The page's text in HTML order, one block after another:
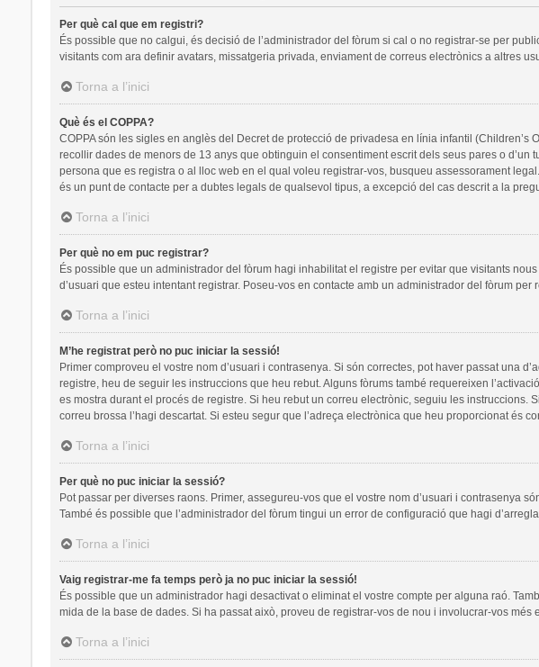
Per què cal que em registri?
És possible que no calgui, és decisió de l’administrador del fòrum si cal o no registrar-se per
visitants com ara definir avatars, missatgeria privada, enviament de correus electrònics a altres
Torna a l’inici
Què és el COPPA?
COPPA són les sigles en anglès del Decret de protecció de privadesa en línia infantil
recollir dades de menors de 13 anys que obtinguin el consentiment escrit dels seus pares o
persona que es registra o al lloc web en el qual voleu registrar-vos, busqueu assessorament
és un punt de contacte per a dubtes legals de qualsevol tipus, a excepció del cas descrit a la
Torna a l’inici
Per què no em puc registrar?
És possible que un administrador del fòrum hagi inhabilitat el registre per evitar que visitants
d’usuari que esteu intentant registrar. Poseu-vos en contacte amb un administrador del fòrum per
Torna a l’inici
M’he registrat però no puc iniciar la sessió!
Primer comproveu el vostre nom d’usuari i contrasenya. Si són correctes, pot haver passat una
registre, heu de seguir les instruccions que heu rebut. Alguns fòrums també requereixen
es mostra durant el procés de registre. Si heu rebut un correu electrònic, seguiu les
correu brossa l’hagi descartat. Si esteu segur que l’adreça electrònica que heu proporcionat és
Torna a l’inici
Per què no puc iniciar la sessió?
Pot passar per diverses raons. Primer, assegureu-vos que el vostre nom d’usuari i contrasenya
També és possible que l’administrador del fòrum tingui un error de configuració que hagi
Torna a l’inici
Vaig registrar-me fa temps però ja no puc iniciar la sessió!
És possible que un administrador hagi desactivat o eliminat el vostre compte per alguna raó.
mida de la base de dades. Si ha passat això, proveu de registrar-vos de nou i involucrar-vos més
Torna a l’inici